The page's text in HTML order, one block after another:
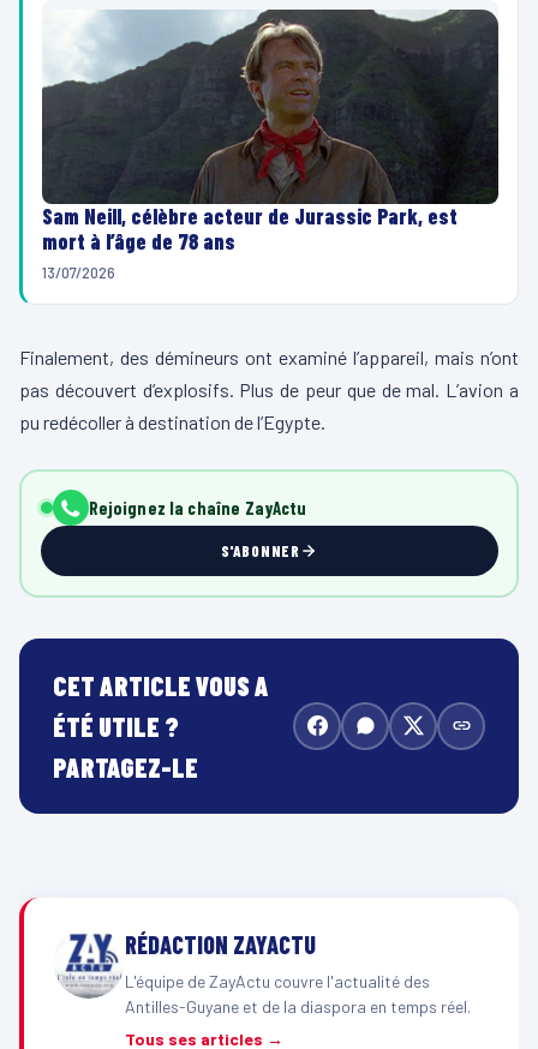
Sam Neill, célèbre acteur de Jurassic Park, est
mort à l’âge de 78 ans
13/07/2026
Finalement, des démineurs ont examiné l’appareil, mais n’ont
pas découvert d’explosifs. Plus de peur que de mal. L’avion a
pu redécoller à destination de l’Egypte.
Rejoignez la chaîne ZayActu
S'ABONNER
CET ARTICLE VOUS A
ÉTÉ UTILE ?
PARTAGEZ-LE
RÉDACTION ZAYACTU
L'équipe de ZayActu couvre l'actualité des
Antilles-Guyane et de la diaspora en temps réel.
Tous ses articles →